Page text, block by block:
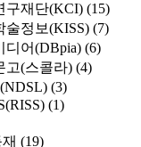
구재단(KCI) (15)
술정보(KISS) (7)
디어(DBpia) (6)
고(스콜라) (4)
(3)
(1)
(19)